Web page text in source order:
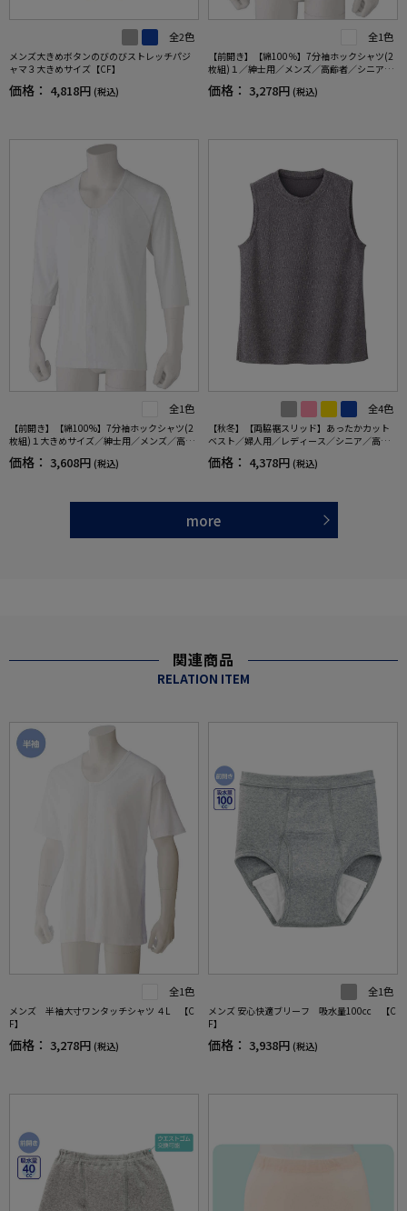
全2色
メンズ大きめボタンのびのびストレッチパジ
ャマ３大きめサイズ【CF】
価格： 4,818円 (税込)
全1色
【前開き】【綿100％】7分袖ホックシャツ(2
枚組)１／紳士用／メンズ／高齢者／シニア／
肌着／インナー／抗菌防臭／後ろ長め／ラグ
ラン袖／脱ぎやすい／着やすい／腰曲がり／
価格： 3,278円 (税込)
全1色
【前開き】【綿100%】7分袖ホックシャツ(2
枚組)１大きめサイズ／紳士用／メンズ／高齢
者／シニア／抗菌防臭／腰曲がり／後ろ長め
／ラグラン袖／脱ぎやすい／着やすい／肌着
価格： 3,608円 (税込)
全4色
【秋冬】【両脇裾スリッド】あったかカット
ベスト／婦人用／レディース／シニア／高齢
者／おしゃれ／ギフト／プレゼント【CF】
価格： 4,378円 (税込)
more
関連商品
RELATION ITEM
全1色
メンズ 半袖大寸ワンタッチシャツ ４L 【C
F】
価格： 3,278円 (税込)
全1色
メンズ 安心快適ブリーフ 吸水量100cc 【C
F】
価格： 3,938円 (税込)